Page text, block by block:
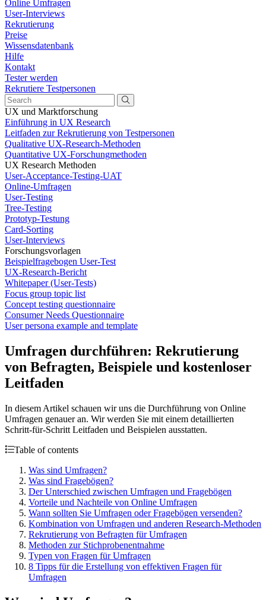
Online Umfragen
User-Interviews
Rekrutierung
Preise
Wissensdatenbank
Hilfe
Kontakt
Tester werden
Rekrutiere Testpersonen
UX und Marktforschung
Einführung in UX Research
Leitfaden zur Rekrutierung von Testpersonen
Qualitative UX-Research-Methoden
Quantitative UX-Forschungmethoden
UX Research Methoden
User-Acceptance-Testing-UAT
Online-Umfragen
User-Testing
Tree-Testing
Prototyp-Testung
Card-Sorting
User-Interviews
Forschungsvorlagen
Beispielfragebogen User-Test
UX-Research-Bericht
Whitepaper (User-Tests)
Focus group topic list
Concept testing questionnaire
Consumer Needs Questionnaire
User persona example and template
Umfragen durchführen: Rekrutierung
von Befragten, Beispiele und kostenloser
Leitfaden
In diesem Artikel schauen wir uns die Durchführung von Online
Umfragen genauer an. Wir werden Sie mit einem detaillierten
Schritt-für-Schritt Leitfaden und Beispielen ausstatten.
Table of contents
Was sind Umfragen?
Was sind Fragebögen?
Der Unterschied zwischen Umfragen und Fragebögen
Vorteile und Nachteile von Online Umfragen
Wann sollten Sie Umfragen oder Fragebögen versenden?
Kombination von Umfragen und anderen Research-Methoden
Rekrutierung von Befragten für Umfragen
Methoden zur Stichprobenentnahme
Typen von Fragen für Umfragen
8 Tipps für die Erstellung von effektiven Fragen für
Umfragen